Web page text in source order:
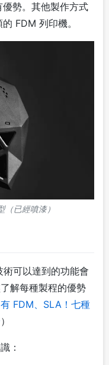
勢。其他製作方式
FDM 列印機。
已經噴漆）
可以達到的功能會
解每種製程的優勢
FDM、SLA！七種
）
：